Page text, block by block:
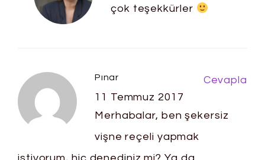
çok teşekkürler
Pınar
11 Temmuz 2017
Merhabalar, ben şekersiz
vişne reçeli yapmak
Cevapla